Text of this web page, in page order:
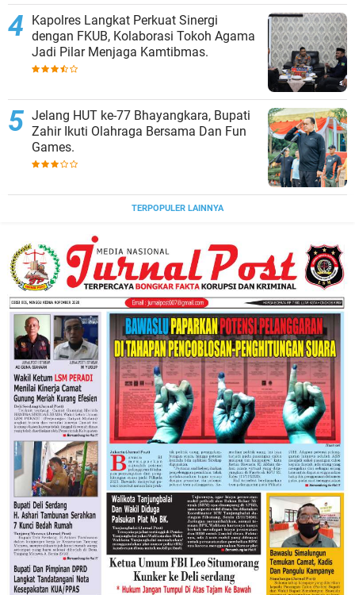
Kapolres Langkat Perkuat Sinergi
dengan FKUB, Kolaborasi Tokoh Agama
Jadi Pilar Menjaga Kamtibmas.
Jelang HUT ke-77 Bhayangkara, Bupati
Zahir Ikuti Olahraga Bersama Dan Fun
Games.
TERPOPULER LAINNYA